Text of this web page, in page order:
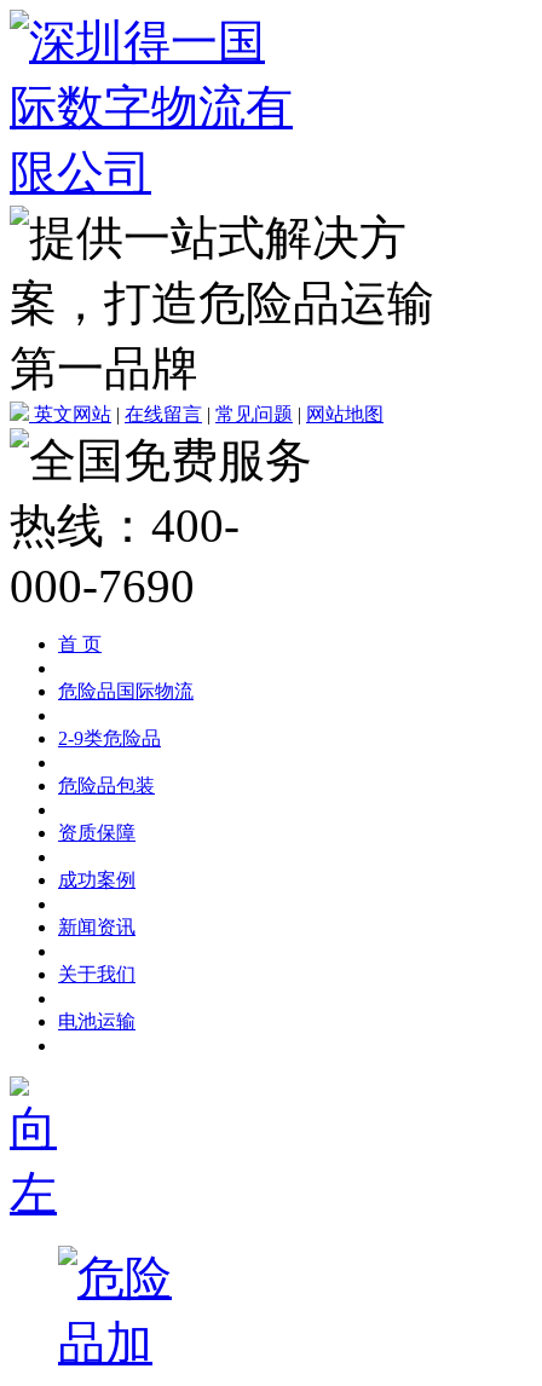
英文网站 | 在线留言 | 常见问题 | 网站地图
首 页
危险品国际物流
2-9类危险品
危险品包装
资质保障
成功案例
新闻资讯
关于我们
电池运输